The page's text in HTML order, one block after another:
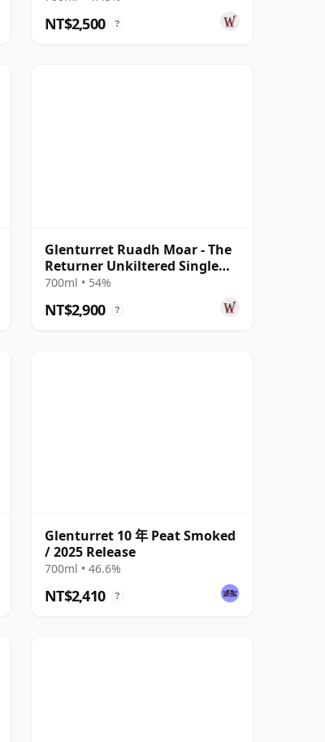
NT$2,500 ?
Glenturret Ruadh Moar - The
Returner Unkiltered Single
Cask S 10 年
700ml • 54%
NT$2,900 ?
Glenturret 10 年 Peat Smoked
/ 2025 Release
700ml • 46.6%
NT$2,410 ?